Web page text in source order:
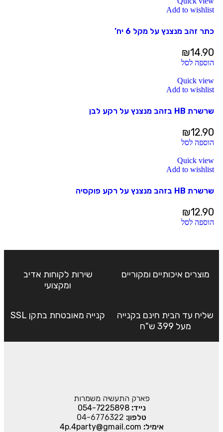
Add to wishlist
כתר זהב מנצנץ על מקל 6 יח’
₪14.90
הוספה לסל
Quick view
Add to wishlist
שרשרת HB בזהב מנצנץ על רקע לבן
₪12.90
הוספה לסל
Quick view
Add to wishlist
שרשרת HB בזהב מנצנץ על רקע פוקסיה
₪12.90
הוספה לסל
מוצרים איכותיים ומקוריים
שירות לקוחות אדיב
ומקצועי
שליח עד הבית חינם בקנייה
מעל 399 ש"ח
קנייה מאובטחת בתקן SSL
פארק התעשיה משמרות
נייד:054-7225898
טלפון: 04-6776322
אימיל: 4p.4party@gmail.com